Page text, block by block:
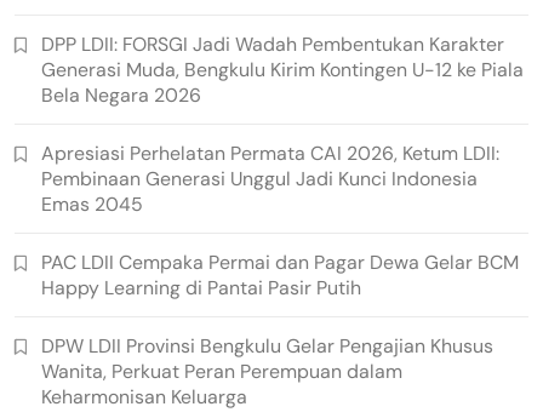
DPP LDII: FORSGI Jadi Wadah Pembentukan Karakter
Generasi Muda, Bengkulu Kirim Kontingen U-12 ke Piala
Bela Negara 2026
Apresiasi Perhelatan Permata CAI 2026, Ketum LDII:
Pembinaan Generasi Unggul Jadi Kunci Indonesia
Emas 2045
PAC LDII Cempaka Permai dan Pagar Dewa Gelar BCM
Happy Learning di Pantai Pasir Putih
DPW LDII Provinsi Bengkulu Gelar Pengajian Khusus
Wanita, Perkuat Peran Perempuan dalam
Keharmonisan Keluarga